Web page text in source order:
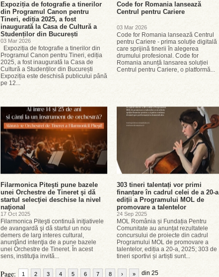
Expoziția de fotografie a tinerilor
din Programul Canon pentru
Tineri, ediția 2025, a fost
inaugurată la Casa de Cultură a
Studenților din București
03 Mar 2026
Expoziția de fotografie a tinerilor din
Programul Canon pentru Tineri, ediția
2025, a fost inaugurată la Casa de
Cultură a Studenților din București
Expoziția este deschisă publicului până
pe 12...
Code for Romania lansează
Centrul pentru Cariere
03 Mar 2026
Code for Romania lansează Centrul
pentru Cariere - prima soluție digitală
care sprijină tinerii în alegerea
drumului profesional. Code for
Romania anunță lansarea soluției
Centrul pentru Cariere, o platformă...
Filarmonica Piteşti pune bazele
unei Orchestre de Tineret şi dă
startul selecţiei deschise la nivel
naţional
17 Oct 2025
Filarmonica Piteşti continuă iniţiativele
de avangardă şi dă startul un nou
demers de larg interes cultural,
anunţând intenţia de a pune bazele
unei Orchestre de Tineret. În acest
sens, instituţia invită...
303 tineri talentați vor primi
finanțare în cadrul celei de a 20-a
ediții a Programului MOL de
promovare a talentelor
24 Sep 2025
MOL România și Fundația Pentru
Comunitate au anunțat rezultatele
concursului de proiecte din cadrul
Programului MOL de promovare a
talentelor, ediția a 20-a, 2025; 303 de
tineri sportivi și artiști sunt...
Page: 1 2 3 4 5 6 7 8 din 25
› »